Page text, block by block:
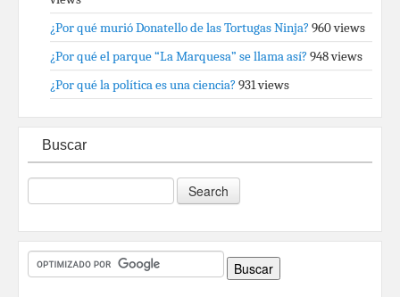
¿Por qué murió Donatello de las Tortugas Ninja? 960 views
¿Por qué el parque “La Marquesa” se llama así? 948 views
¿Por qué la política es una ciencia? 931 views
Buscar